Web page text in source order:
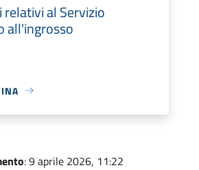
al Servizio
all'ingrosso
: 9 aprile 2026, 11:22